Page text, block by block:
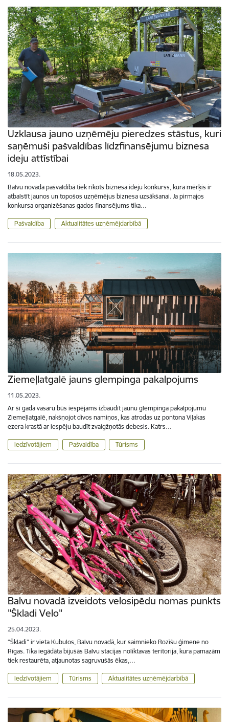
Uzklausa jauno uzņēmēju pieredzes stāstus, kuri
saņēmuši pašvaldības līdzfinansējumu biznesa
ideju attīstībai
18.05.2023.
Balvu novada pašvaldībā tiek rīkots biznesa ideju konkurss, kura mērķis ir
atbalstīt jaunos un topošos uzņēmējus biznesa uzsākšanai. Ja pirmajos
konkursa organizēšanas gados finansējums tika…
Pašvaldība Aktualitātes uzņēmējdarbībā
Ziemeļlatgalē jauns glempinga pakalpojums
11.05.2023.
Ar šī gada vasaru būs iespējams izbaudīt jaunu glempinga pakalpojumu
Ziemeļlatgalē, nakšņojot divos namiņos, kas atrodas uz pontona Viļakas
ezera krastā ar iespēju baudīt zvaigžņotās debesis. Katrs…
Iedzīvotājiem Pašvaldība Tūrisms
Balvu novadā izveidots velosipēdu nomas punkts
"Škladi Velo"
25.04.2023.
“Škladi” ir vieta Kubulos, Balvu novadā, kur saimnieko Rozīšu ģimene no
Rīgas. Tika iegādāta bijušās Balvu stacijas noliktavas teritorija, kura pamazām
tiek restaurēta, atjaunotas sagruvušās ēkas,…
Iedzīvotājiem Tūrisms Aktualitātes uzņēmējdarbībā